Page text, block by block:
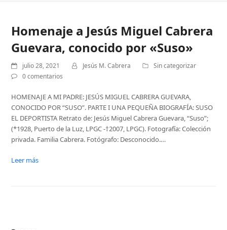
Homenaje a Jesús Miguel Cabrera
Guevara, conocido por «Suso»
julio 28, 2021 Jesús M. Cabrera
Sin categorizar
0 comentarios
HOMENAJE A MI PADRE: JESÚS MIGUEL CABRERA GUEVARA,
CONOCIDO POR “SUSO”. PARTE I UNA PEQUEÑA BIOGRAFÍA: SUSO
EL DEPORTISTA Retrato de: Jesús Miguel Cabrera Guevara, “Suso”;
(*1928, Puerto de la Luz, LPGC -†2007, LPGC). Fotografía: Colección
privada. Familia Cabrera. Fotógrafo: Desconocido.…
Leer más